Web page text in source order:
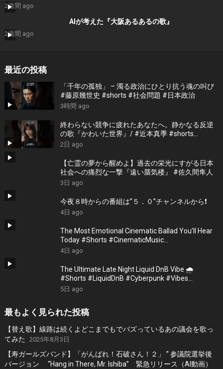
2週間 ago
AIが考えた『大阪あるあるの歌』
2週間 ago
最近の投稿
「千年の孤独」 – 濁る政治にひとり抗う魂の叫び
#藤原幾世史 #shorts #社会問題 #日本政治
3時間 ago
終わらない競争に疲れたあなたへ。静かなる反逆
の歌『かわいた世界』/ #近本真季 #shorts
#music
2日 ago
【亡霊の夢から醒めよ】過去の栄光にすがる日本
社会への痛烈な一撃『遠い蜃気楼』 #佐久間隼人
3日 ago
今夜８時からの番組は”５．０”チャンネルから❗️
4日 ago
The Most Emotional Cinematic Ballad You’ll Hear
Today #Shorts #CinematicMusic
#EmotionalVibes #Piano
4日 ago
The Ultimate Late Night Liquid DnB Vibe 🌧️
#Shorts #LiquidDnB #Cyberpunk #Vibes
#ElectronicMusic
5日 ago
最もよく見られた投稿
【替え歌】線路は続くよどこまでもでバズっているあの議会を歌っ
てみた
2025年8月3日
【寿ガールズバンド】「がんばれ！石破さん！２」 ” 参議院選挙後
バージョン “Hang in There, Mr. Ishiba” 緊急リリース（AI動画）